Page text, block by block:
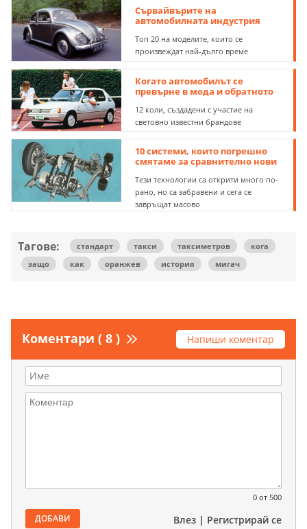
Сървайвърите на
автомобилната индустрия
Топ 20 на моделите, които се
произвеждат най-дълго време
Когато автомобилът се
превърне в мода и обратното
12 коли, създадени с участие на
световно известни брандове
10 системи, които погрешно
смятаме за сравнително нови
Тези технологии са открити много по-
рано, но са забравени и сега се
завръщат масово
Тагове: стандарт такси таксиметров
кога
защо
как оранжев история мигач
Коментари ( 8 ) Напиши коментар
0 от 500
ДОБАВИ Влез | Регистрирай се